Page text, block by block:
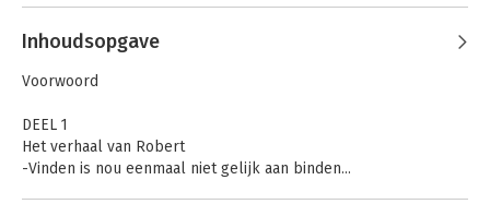
Inhoudsopgave
Voorwoord
DEEL 1
Het verhaal van Robert
-Vinden is nou eenmaal niet gelijk aan binden...